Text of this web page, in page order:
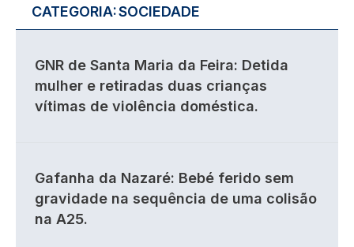
CATEGORIA:SOCIEDADE
GNR de Santa Maria da Feira: Detida
mulher e retiradas duas crianças
vítimas de violência doméstica.
Gafanha da Nazaré: Bebé ferido sem
gravidade na sequência de uma colisão
na A25.